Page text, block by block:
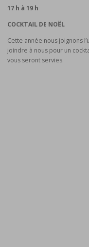
17 h à 19 h
COCKTAIL DE NOËL
Cette année nous joignons
joindre à nous pour un
vous seront servies.